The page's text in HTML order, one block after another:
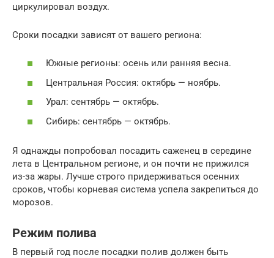
циркулировал воздух.
Сроки посадки зависят от вашего региона:
Южные регионы: осень или ранняя весна.
Центральная Россия: октябрь — ноябрь.
Урал: сентябрь — октябрь.
Сибирь: сентябрь — октябрь.
Я однажды попробовал посадить саженец в середине
лета в Центральном регионе, и он почти не прижился
из-за жары. Лучше строго придерживаться осенних
сроков, чтобы корневая система успела закрепиться до
морозов.
Режим полива
В первый год после посадки полив должен быть